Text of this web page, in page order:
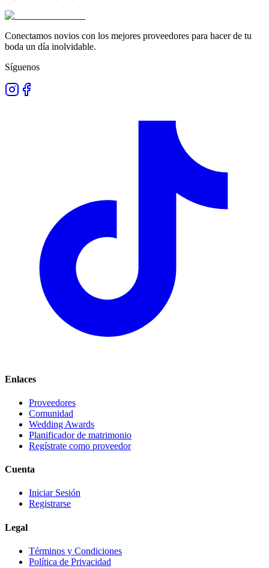
Conectamos novios con los mejores proveedores para hacer de tu
boda un día inolvidable.
Síguenos
Enlaces
Proveedores
Comunidad
Wedding Awards
Planificador de matrimonio
Regístrate como proveedor
Cuenta
Iniciar Sesión
Registrarse
Legal
Términos y Condiciones
Política de Privacidad